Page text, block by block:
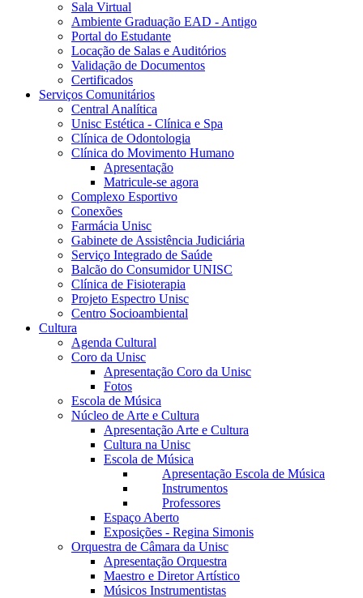
Sala Virtual
Ambiente Graduação EAD - Antigo
Portal do Estudante
Locação de Salas e Auditórios
Validação de Documentos
Certificados
Serviços Comunitários
Central Analítica
Unisc Estética - Clínica e Spa
Clínica de Odontologia
Clínica do Movimento Humano
Apresentação
Matricule-se agora
Complexo Esportivo
Conexões
Farmácia Unisc
Gabinete de Assistência Judiciária
Serviço Integrado de Saúde
Balcão do Consumidor UNISC
Clínica de Fisioterapia
Projeto Espectro Unisc
Centro Socioambiental
Cultura
Agenda Cultural
Coro da Unisc
Apresentação Coro da Unisc
Fotos
Escola de Música
Núcleo de Arte e Cultura
Apresentação Arte e Cultura
Cultura na Unisc
Escola de Música
Apresentação Escola de Música
Instrumentos
Professores
Espaço Aberto
Exposições - Regina Simonis
Orquestra de Câmara da Unisc
Apresentação Orquestra
Maestro e Diretor Artístico
Músicos Instrumentistas